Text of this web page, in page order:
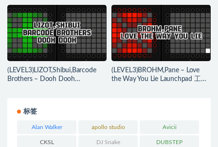
Launchpad 工程下载
下载
(LEVEL3)LIZOT,Shibui,Barcode
Brothers – Dooh Dooh
(LEVEL3)BROHM,Pane – Love
the Way You Lie Launchpad 工程
标签
Alan Walker apollo studio Avicii
CKSL DJ Snake DUBSTEP